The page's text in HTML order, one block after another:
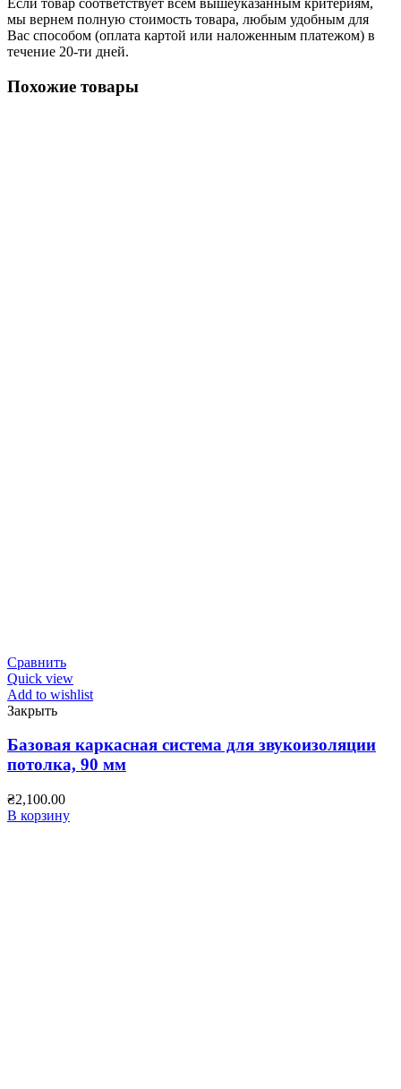
Если товар соответствует всем вышеуказанным критериям,
мы вернем полную стоимость товара, любым удобным для
Вас способом (оплата картой или наложенным платежом) в
течение 20-ти дней.
Похожие товары
Сравнить
Quick view
Add to wishlist
Закрыть
Базовая каркасная система для звукоизоляции
потолка, 90 мм
₴2,100.00
В корзину